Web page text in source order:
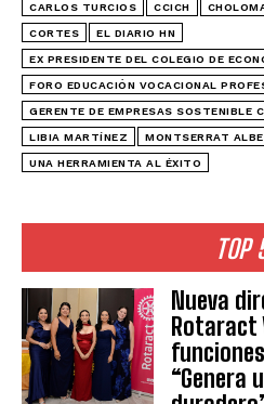
TOP
Nueva
Rotaract
“Genera
CARLOS TURCIOS CCICH
CORTES EL DIARIO HN
EX PRESIDENTE DEL COLEGIO DE
FORO EDUCACIÓN VOCACIONAL
GERENTE DE EMPRESAS SOSTENIBLE
LIBIA MARTÍNEZ MONTSERRAT
UNA HERRAMIENTA AL ÉXITO